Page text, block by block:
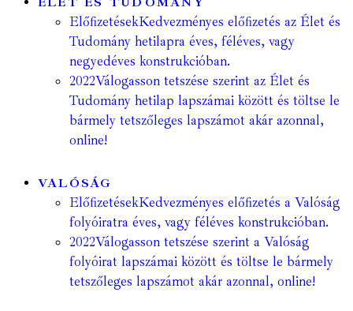
ElőfizetésekKedvezményes előfizetés az Élet és
Tudomány hetilapra éves, féléves, vagy
negyedéves konstrukcióban.
2022Válogasson tetszése szerint az Élet és
Tudomány hetilap lapszámai között és töltse le
bármely tetszőleges lapszámot akár azonnal,
online!
VALÓSÁG
ElőfizetésekKedvezményes előfizetés a Valóság
folyóiratra éves, vagy féléves konstrukcióban.
2022Válogasson tetszése szerint a Valóság
folyóirat lapszámai között és töltse le bármely
tetszőleges lapszámot akár azonnal, online!